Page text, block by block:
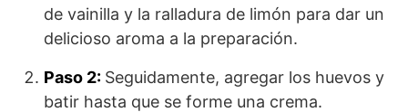
de vainilla y la ralladura de limón para dar un
delicioso aroma a la preparación.
Paso 2: Seguidamente, agregar los huevos y
batir hasta que se forme una crema.